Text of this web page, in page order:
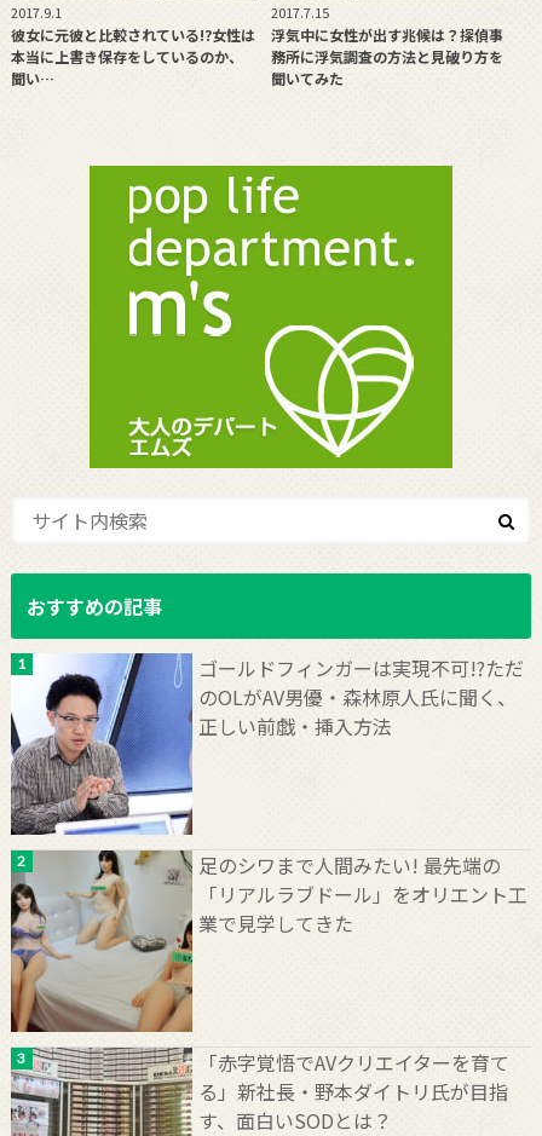
2017.9.1
彼女に元彼と比較されている!?女性は
本当に上書き保存をしているのか、
聞い…
2017.7.15
浮気中に女性が出す兆候は？探偵事
務所に浮気調査の方法と見破り方を
聞いてみた
おすすめの記事
ゴールドフィンガーは実現不可!?ただ
のOLがAV男優・森林原人氏に聞く、
正しい前戯・挿入方法
足のシワまで人間みたい! 最先端の
「リアルラブドール」をオリエント工
業で見学してきた
「赤字覚悟でAVクリエイターを育て
る」新社長・野本ダイトリ氏が目指
す、面白いSODとは？